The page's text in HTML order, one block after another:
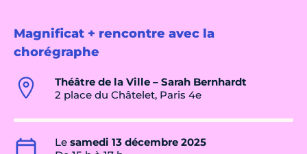
Magnificat + rencontre avec la
chorégraphe
Théâtre de la Ville – Sarah Bernhardt
2 place du Châtelet, Paris 4e
Le samedi 13 décembre 2025